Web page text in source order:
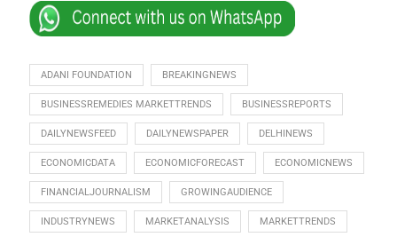
ADANI FOUNDATION BREAKINGNEWS
BUSINESSREMEDIES MARKETTRENDS BUSINESSREPORTS
DAILYNEWSFEED DAILYNEWSPAPER DELHINEWS
ECONOMICDATA ECONOMICFORECAST ECONOMICNEWS
FINANCIALJOURNALISM GROWINGAUDIENCE
INDUSTRYNEWS MARKETANALYSIS MARKETTRENDS